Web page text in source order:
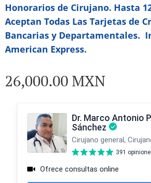
Honorarios de Cirujano. Hasta
Aceptan Todas Las Tarjetas de
Bancarias y Departamentales.
American Express.
26,000.00 MXN